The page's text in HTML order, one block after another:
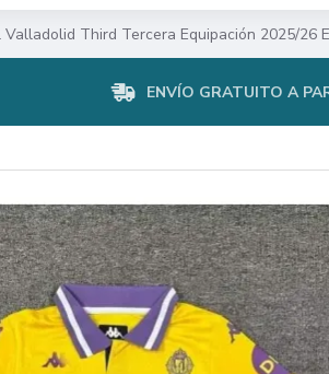
Third Tercera Equipación 2025/26
ENVÍO GRATUITO A